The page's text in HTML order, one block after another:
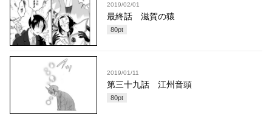
2019/02/01
最終話 滋賀の猿
80pt
2019/01/11
第三十九話 江州音頭
80pt